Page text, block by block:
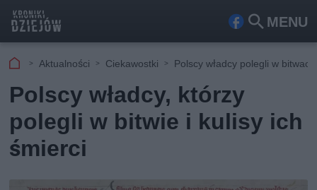
MENU
Fa
ook
Szu
kaj
Aktualności Ciekawostki Polscy władcy polegli w bitwach
Polscy władcy, którzy
polegli w bitwie i kulisy ich
śmierci